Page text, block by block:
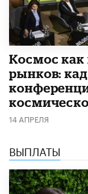
Космос как
рынков:
14 АПРЕЛЯ
ВЫПЛАТЫ